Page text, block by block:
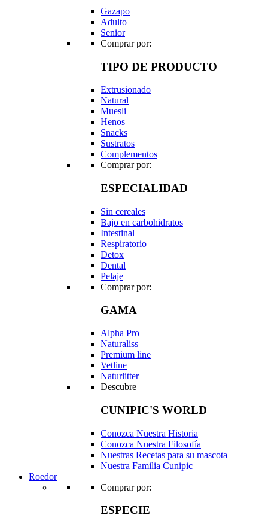
Gazapo
Adulto
Senior
Comprar por:
TIPO DE PRODUCTO
Extrusionado
Natural
Muesli
Henos
Snacks
Sustratos
Complementos
Comprar por:
ESPECIALIDAD
Sin cereales
Bajo en carbohidratos
Intestinal
Respiratorio
Detox
Dental
Pelaje
Comprar por:
GAMA
Alpha Pro
Naturaliss
Premium line
Vetline
Naturlitter
Descubre
CUNIPIC'S WORLD
Conozca Nuestra Historia
Conozca Nuestra Filosofía
Nuestras Recetas para su mascota
Nuestra Familia Cunipic
Roedor
Comprar por:
ESPECIE